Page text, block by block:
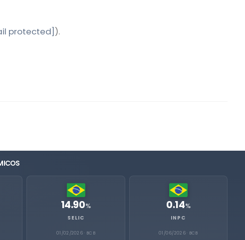
protected]).
14.90%
SELIC
01/02/2026 · BCB
0.14%
INPC
01/06/2026 · BCB